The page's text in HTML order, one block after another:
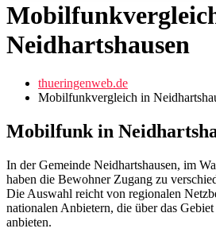
Neidhartshausen
thueringenweb.de
Mobilfunkvergleich in
Mobilfunkin
In der Gemeinde Neidhartshausen, im
haben die Bewohner Zugang zu
Die Auswahl reicht von regionalen
nationalen Anbietern, die über das
anbieten.